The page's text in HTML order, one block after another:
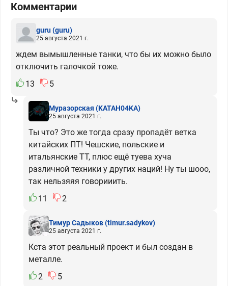
Комментарии
guru(guru)
25 августа 2021 г.
ждем вымышленные танки, что бы их можно было
отключить галочкой тоже.
13
5
Муразорская (KATAH04KA)
25 августа 2021 г.
Ты что? Это же тогда сразу пропадёт ветка
китайских ПТ! Чешские, польские и
итальянские ТТ, плюс ещё туева хуча
различной техники у других наций! Ну ты шооо,
так нельзяяя говорииить.
11
2
Тимур Садыков(timur.sadykov)
25 августа 2021 г.
Кста этот реальный проект и был создан в
металле.
2
5